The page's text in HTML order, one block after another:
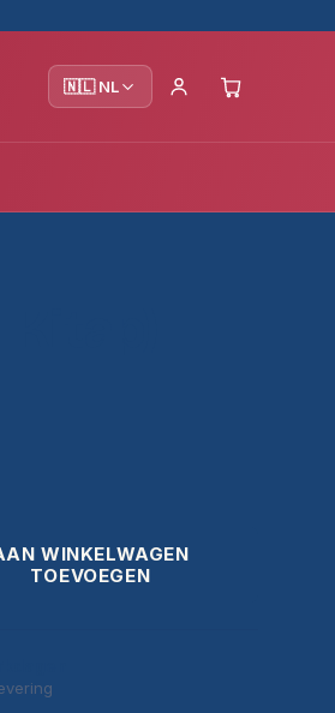
🇳🇱 NL
WINKELWAGEN
TOEVOEGEN